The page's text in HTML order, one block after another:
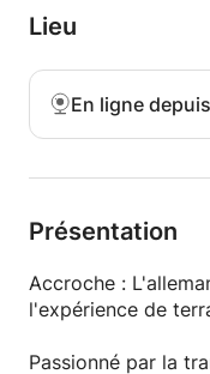
correctes dès les
prononciation et à
grammaticales
théorie. Ensemble,
en situation réelles
professionnel)
exprimer avec
Lieu
En ligne
Présentation
Accroche :
l'expérience de
Passionné par la